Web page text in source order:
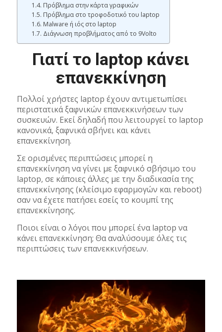
Πρόβλημα στην κάρτα γραφικών
Πρόβλημα στο τροφοδοτικό του laptop
Malware ή ιός στο laptop
Διάγνωση προβλήματος από το 9Volto
Γιατί το laptop κάνει
επανεκκίνηση
Πολλοί χρήστες laptop έχουν αντιμετωπίσει
περιστατικά ξαφνικών επανεκκινήσεων των
συσκευών. Εκεί δηλαδή που λειτουργεί το laptop
κανονικά, ξαφνικά σβήνει και κάνει
επανεκκίνηση.
Σε ορισμένες περιπτώσεις μπορεί η
επανεκκίνηση να γίνει με ξαφνικό σβήσιμο του
laptop, σε κάποιες άλλες με την διαδικασία της
επανεκκίνησης (κλείσιμο εφαρμογών και reboot)
σαν να έχετε πατήσει εσείς το κουμπί της
επανεκκίνησης.
Ποιοι είναι ο λόγοι που μπορεί ένα laptop να
κάνει επανεκκίνηση; Θα αναλύσουμε όλες τις
περιπτώσεις των επανεκκινήσεων.